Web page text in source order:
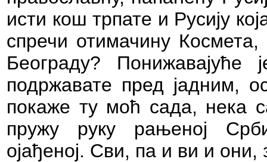
исти кош трпате и Русију
спречи отимачину Космета,
Београду?
Понижавајуће
подржавате пред јадним,
покаже ту моћ сада, нека
пружу руку рањеној
ојађеној. Сви, па и ви и они,